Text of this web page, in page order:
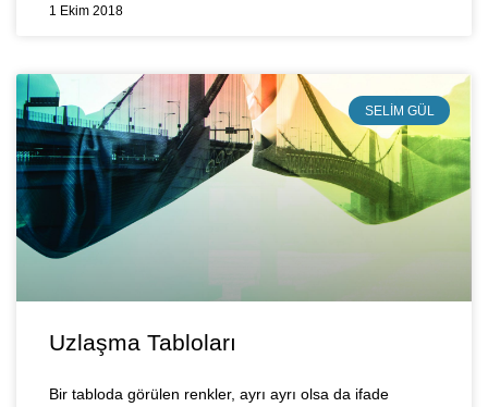
1 Ekim 2018
SELIM GÜL
Uzlaşma Tabloları
Bir tabloda görülen renkler, ayrı ayrı olsa da ifade